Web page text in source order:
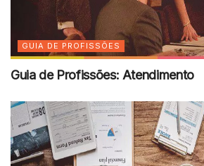
GUIA DE PROFISSÕES
Guia de Profissões: Atendimento